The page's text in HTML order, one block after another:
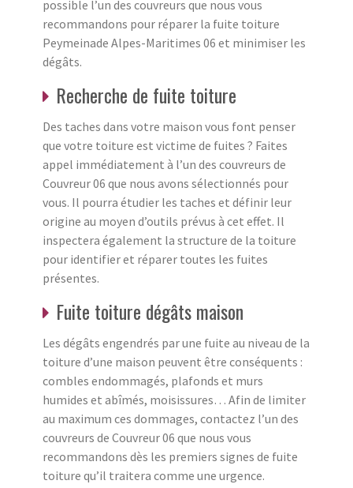
possible l’un des couvreurs que nous vous
recommandons pour réparer la fuite toiture
Peymeinade Alpes-Maritimes 06 et minimiser les
dégâts.
Recherche de fuite toiture
Des taches dans votre maison vous font penser
que votre toiture est victime de fuites ? Faites
appel immédiatement à l’un des couvreurs de
Couvreur 06 que nous avons sélectionnés pour
vous. Il pourra étudier les taches et définir leur
origine au moyen d’outils prévus à cet effet. Il
inspectera également la structure de la toiture
pour identifier et réparer toutes les fuites
présentes.
Fuite toiture dégâts maison
Les dégâts engendrés par une fuite au niveau de la
toiture d’une maison peuvent être conséquents :
combles endommagés, plafonds et murs
humides et abîmés, moisissures… Afin de limiter
au maximum ces dommages, contactez l’un des
couvreurs de Couvreur 06 que nous vous
recommandons dès les premiers signes de fuite
toiture qu’il traitera comme une urgence.